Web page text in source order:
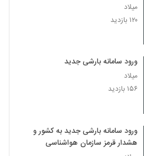
میلاد
۱۲۰ بازدید
ورود سامانه بارشی جدید
میلاد
۱۵۶ بازدید
ورود سامانه بارشی جدید به کشور و
هشدار قرمز سازمان هواشناسی